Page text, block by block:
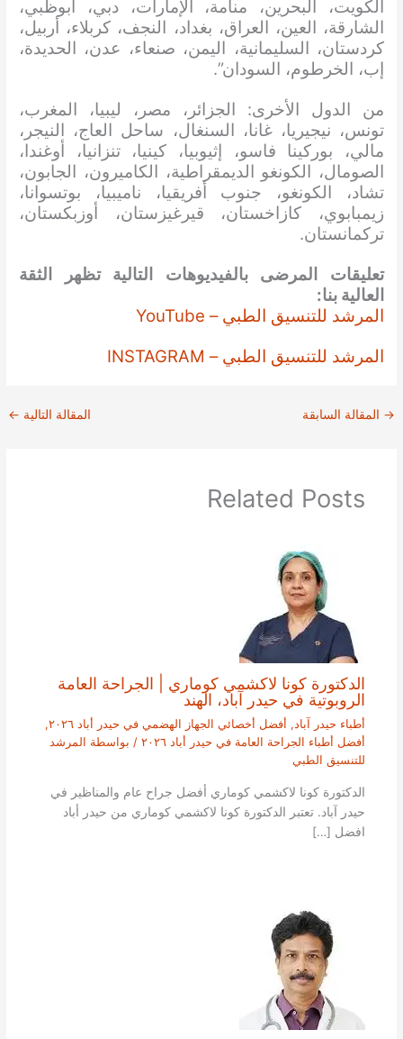
الكويت، البحرين، منامة، الإمارات، دبي، أبوظبي،
الشارقة، العين، العراق، بغداد، النجف، كربلاء، أربيل،
كردستان، السليمانية، اليمن، صنعاء، عدن، الحديدة،
إب، الخرطوم، السودان”.
من الدول الأخرى: الجزائر، مصر، ليبيا، المغرب،
تونس، نيجيريا، غانا، السنغال، ساحل العاج، النيجر،
مالي، بوركينا فاسو، إثيوبيا، كينيا، تنزانيا، أوغندا،
الصومال، الكونغو الديمقراطية، الكاميرون، الجابون،
تشاد، الكونغو، جنوب أفريقيا، ناميبيا، بوتسوانا،
زيمبابوي، كازاخستان، قيرغيزستان، أوزبكستان،
تركمانستان.
تعليقات المرضى بالفيديوهات التالية تظهر الثقة
العالية بنا:
المرشد للتنسيق الطبي – YouTube
المرشد للتنسيق الطبي – INSTAGRAM
→ المقالة السابقة المقالة التالية ←
Related Posts
الدكتورة كونا لاكشمي كوماري | الجراحة العامة
الروبوتية في حيدر آباد، الهند
أطباء حيدر آباد, أفضل أخصائي الجهاز الهضمي في حيدر أباد ٢٠٢٦
,
أفضل أطباء الجراحة العامة في حيدر أباد ٢٠٢٦
/ بواسطة المرشد
للتنسيق الطبي
الدكتورة كونا لاكشمي كوماري أفضل جراح عام والمناظير في
حيدر آباد. تعتبر الدكتورة كونا لاكشمي كوماري من حيدر أباد
افضل […]